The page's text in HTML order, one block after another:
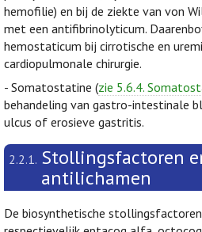
hemofilie) en bij de ziekte van von
met een antifibrinolyticum.
hemostaticum bij cirrotische en
cardiopulmonale chirurgie.
- Somatostatine (zie 5.6.4.
behandeling van gastro-intestinale
ulcus of erosieve gastritis.
2.2.1. Stollingsfactoren
antilichamen
De biosynthetische